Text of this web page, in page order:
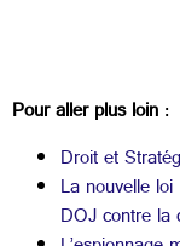
Pour aller plus loin:
Droit et
La nouvelle
DOJ contre la